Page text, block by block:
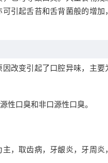
引起舌苔和舌背菌般的增
改变引起了口腔异味，主
性口臭和非口源性口臭。
，取齿病，牙龈炎，牙周